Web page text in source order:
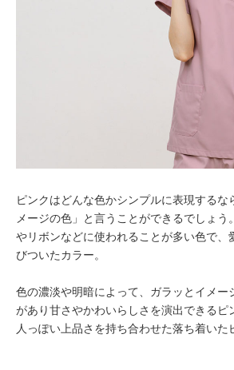
ピンクはどんな色かシンプルに表現するな
メージの色」と言うことができるでしょ
やリボンなどに使われることが多い色で、
びついたカラー。
色の濃淡や明暗によって、ガラッとイメー
があり甘さやかわいらしさを演出できるピ
人っぽい上品さを持ち合わせた落ち着いた